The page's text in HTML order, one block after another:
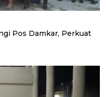
Pos Damkar, Perkuat